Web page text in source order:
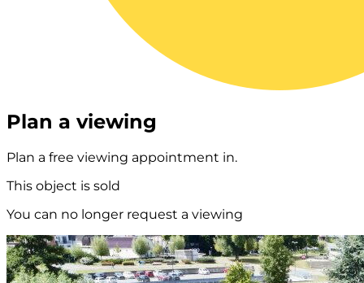
Plan a viewing
Plan a free viewing appointment in.
This object is sold
You can no longer request a viewing